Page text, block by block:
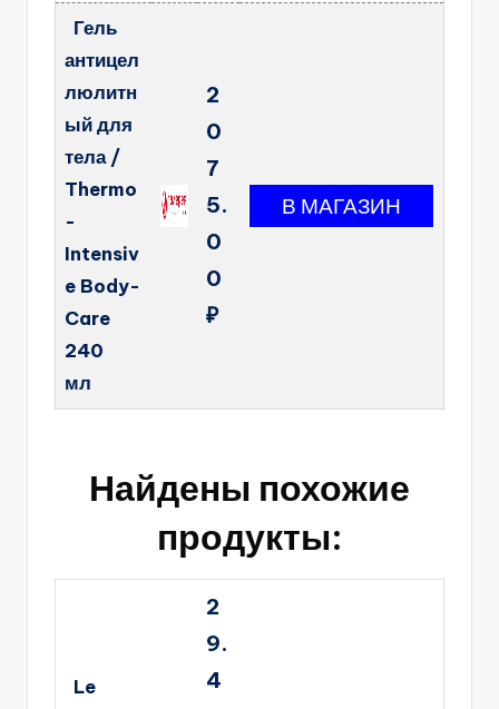
Гель
антицел
люлитн
ый для
тела /
Thermo
-
Intensiv
e Body-
Care
240
мл
2
0
7
5.
0
0
₽
Найдены похожие
продукты:
Le
2
9.
4